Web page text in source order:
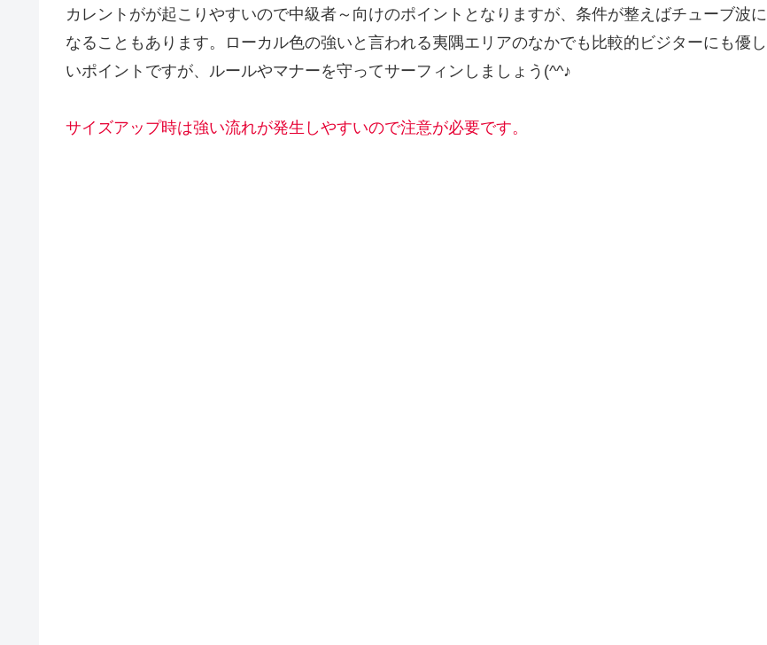
カレントがが起こりやすいので中級者～向けのポイントとなりますが、条件が整えばチューブ波に
なることもあります。ローカル色の強いと言われる夷隅エリアのなかでも比較的ビジターにも優し
いポイントですが、ルールやマナーを守ってサーフィンしましょう(^^♪
サイズアップ時は強い流れが発生しやすいので注意が必要です。